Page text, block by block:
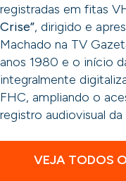
registradas em fitas
Crise”, dirigido e
Machado na TV
anos 1980 e o início
integralmente
FHC, ampliando o
registro audiovisual
VEJA TODOS